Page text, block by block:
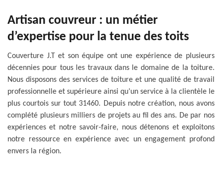
Artisan couvreur : un métier
d’expertise pour la tenue des toits
Couverture J.T et son équipe ont une expérience de plusieurs
décennies pour tous les travaux dans le domaine de la toiture.
Nous disposons des services de toiture et une qualité de travail
professionnelle et supérieure ainsi qu’un service à la clientèle le
plus courtois sur tout 31460. Depuis notre création, nous avons
complété plusieurs milliers de projets au fil des ans. De par nos
expériences et notre savoir-faire, nous détenons et exploitons
notre ressource en expérience avec un engagement profond
envers la région.